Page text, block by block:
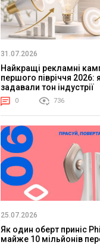
31.07.2026
Найкращі рекламні
першого півріччя 2026:
задавали тон індустрії
0 736
25.07.2026
Як один оберт приніс
майже 10 мільйонів